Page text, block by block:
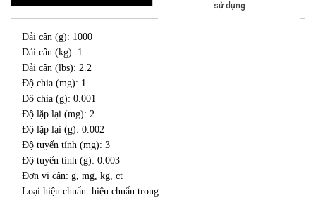
sử dụng
Dải cân (g): 1000
Dải cân (kg): 1
Dải cân (lbs): 2.2
Độ chia (mg): 1
Độ chia (g): 0.001
Độ lặp lại (mg): 2
Độ lặp lại (g): 0.002
Độ tuyến tính (mg): 3
Độ tuyến tính (g): 0.003
Đơn vị cân: g, mg, kg, ct
Loại hiệu chuẩn: hiệu chuẩn trong